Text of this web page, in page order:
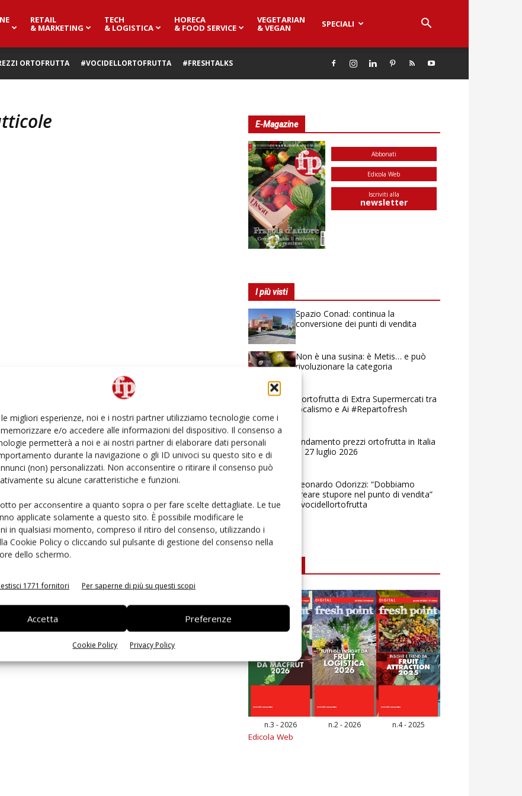
migliori esperienze, noi e i nostri partner utilizziamo tecnologie come i
e/o accedere alle informazioni del dispositivo. Il consenso a
permetterà a noi e ai nostri partner di elaborare dati personali
durante la navigazione o gli ID univoci su questo sito e di
(non) personalizzati. Non acconsentire o ritirare il consenso può
su alcune caratteristiche e funzioni.
per acconsentire a quanto sopra o per fare scelte dettagliate. Le tue
applicate solamente a questo sito. È possibile modificare le
in qualsiasi momento, compreso il ritiro del consenso, utilizzando i
Cookie Policy o cliccando sul pulsante di gestione del consenso nella
dello schermo.
1771 fornitori Per saperne di più su questi scopi
Accetta Preferenze
Cookie Policy Privacy Policy
RETAIL
& MARKETING
TECH
& LOGISTICA
HORECA
& FOOD SERVICE
VEGETARIAN
& VEGAN SPECIALI
ORTOFRUTTA #VOCIDELLORTOFRUTTA #FRESHTALKS
E-Magazine
Abbonati
Edicola Web
Iscriviti alla
newsletter
I più visti
Spazio Conad: continua la
conversione dei punti di vendita
Non è una susina: è Metis… e può
rivoluzionare la categoria
L’ortofrutta di Extra Supermercati tra
localismo e Ai #Repartofresh
Andamento prezzi ortofrutta in Italia
al 27 luglio 2026
Leonardo Odorizzi: “Dobbiamo
creare stupore nel punto di vendita”
#vocidellortofrutta
n.3 - 2026 n.2 - 2026 n.4 - 2025
Edicola Web